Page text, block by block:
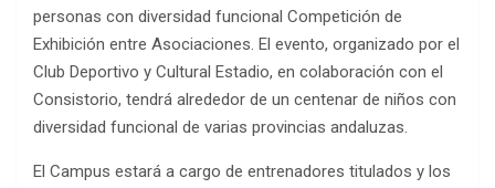
personas con diversidad funcional Competición de
Exhibición entre Asociaciones. El evento, organizado por el
Club Deportivo y Cultural Estadio, en colaboración con el
Consistorio, tendrá alrededor de un centenar de niños con
diversidad funcional de varias provincias andaluzas.
El Campus estará a cargo de entrenadores titulados y los